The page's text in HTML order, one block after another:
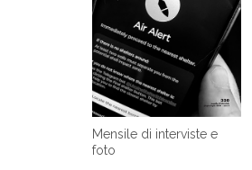
Mensile di interviste e
foto